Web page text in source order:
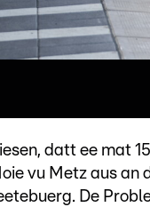
datt ee mat
vu Metz aus
De